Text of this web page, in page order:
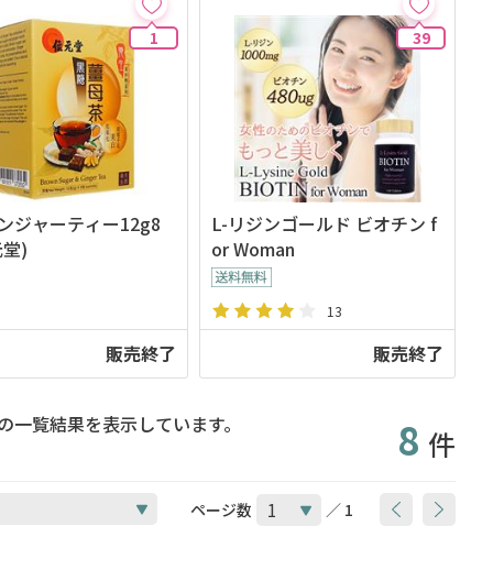
1
ジャーティー12g8
)
販売終了
39
L-リジンゴールド ビオチン f
or Woman
13
販売終了
覧結果を表示しています。 8 件
ページ数 ／ 1